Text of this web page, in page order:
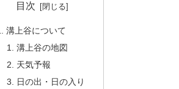
目次
溝上谷について
溝上谷の地図
天気予報
日の出・日の入り